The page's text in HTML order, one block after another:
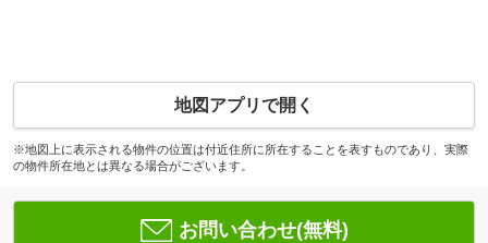
地図アプリで開く
※地図上に表示される物件の位置は付近住所に所在することを表すものであり、実際
の物件所在地とは異なる場合がございます。
お問い合わせ(無料)